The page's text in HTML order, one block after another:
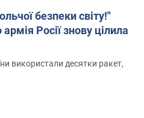
безпеки світу!"
Росії знову цілила
використали десятки ракет,